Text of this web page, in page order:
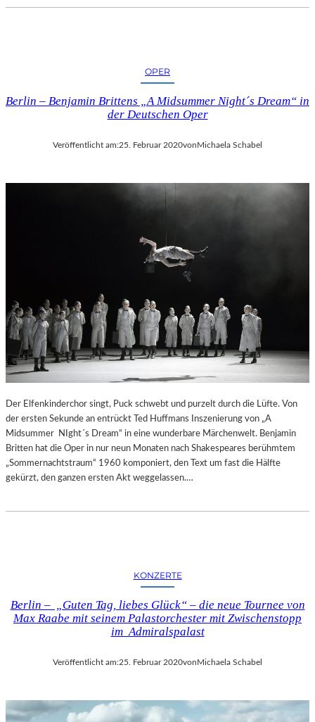
OPER
Berlin – Benjamin Brittens „A Midsummer Night´s Dream“ in
der Deutschen Oper
Veröffentlicht am:25. Februar 2020vonMichaela Schabel
Der Elfenkinderchor singt, Puck schwebt und purzelt durch die Lüfte. Von
der ersten Sekunde an entrückt Ted Huffmans Inszenierung von „A
Midsummer NIght´s Dream“ in eine wunderbare Märchenwelt. Benjamin
Britten hat die Oper in nur neun Monaten nach Shakespeares berühmtem
„Sommernachtstraum“ 1960 komponiert, den Text um fast die Hälfte
gekürzt, den ganzen ersten Akt weggelassen.…
KONZERTE
Berlin – „Guten Tag, liebes Glück“ – die neue Tournee von
Max Raabe mit seinem Palastorchester mit Zwischenstopp
im Admiralspalast
Veröffentlicht am:25. Februar 2020vonMichaela Schabel